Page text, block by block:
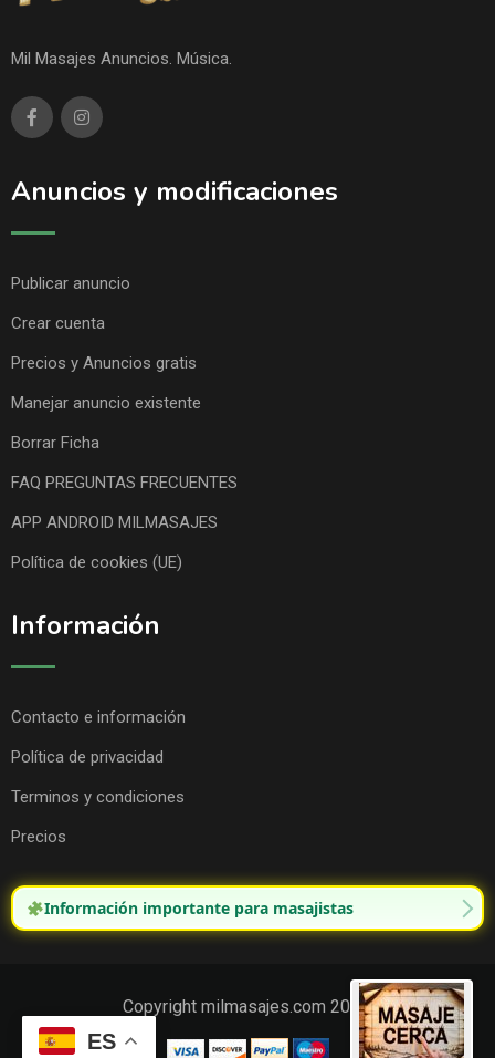
Mil Masajes Anuncios. Música.
Anuncios y modificaciones
Publicar anuncio
Crear cuenta
Precios y Anuncios gratis
Manejar anuncio existente
Borrar Ficha
FAQ PREGUNTAS FRECUENTES
APP ANDROID MILMASAJES
Política de cookies (UE)
Información
Contacto e información
Política de privacidad
Terminos y condiciones
Precios
Información importante para masajistas
Copyright milmasajes.com 2025.
ES